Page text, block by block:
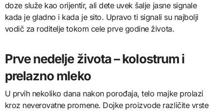
doze služe kao orijentir, ali dete uvek šalje jasne signale
kada je gladno i kada je sito. Upravo ti signali su najbolji
vodič za roditelje tokom cele prve godine života.
Prve nedelje života – kolostrum i
prelazno mleko
U prvih nekoliko dana nakon porođaja, telo majke prolazi
kroz neverovatne promene. Dojke proizvode različite vrste